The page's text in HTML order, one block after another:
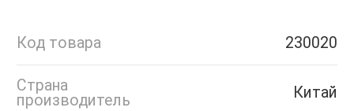
Код товара 230020
Страна
производитель
Китай